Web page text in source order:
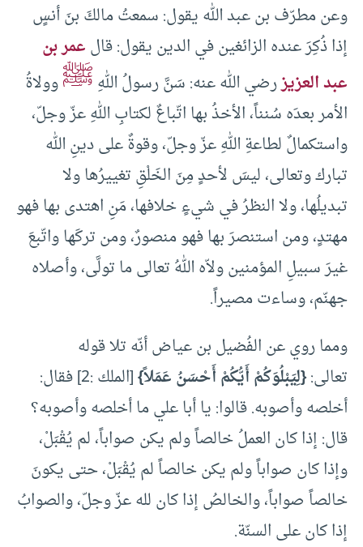
وعن مطرّف بن عبد الله يقول: سمعتُ مالكَ بنَ أنسٍ
إذا ذُكِرَ عنده الزائغين في الدين يقول: قالعمر بن
عبد العزيزرضي الله عنه: سَنَّ رسولُ اللهِﷺوولاةُ
الأمر بعدَه سُنناً، الأخذُ بها اتّباعٌ لكتابِ اللهِ عزّ وجلّ،
واستكمالٌ لطاعةِ اللهِ عزّ وجلّ، وقوةٌ على دينِ الله
تبارك وتعالى، ليسَ لأحدٍ مِنَ الخَلْقِ تغييرُها ولا
تبديلُها، ولا النظرُ في شيءٍ خلافها، مَنِ اهتدى بها فهو
مهتدٍ، ومن استنصرَ بها فهو منصورٌ، ومن تركَها واتّبعَ
غيرَ سبيلِ المؤمنين ولاّه اللهُ تعالى ما تولَّى، وأصلاه
جهنّم، وساءت مصيراً.
ومما روي عن الفُضيل بن عياض أنّه تلا قوله
تعالى:{لِيَبْلُوَكُمْ أَيُّكُمْ أَحْسَنُ عَمَلاً}
[الملك :2] فقال:
أخلصه وأصوبه. قالوا: يا أبا علي ما أخلصه وأصوبه؟
قال: إذا كان العملُ خالصاً ولم يكن صواباً، لم يُقْبَلْ،
وإذا كان صواباً ولم يكن خالصاً لم يُقْبَلْ، حتى يكونَ
خالصاً صواباً، والخالصُ إذا كان لله عزّ وجلّ، والصوابُ
إذا كان على السنّة.